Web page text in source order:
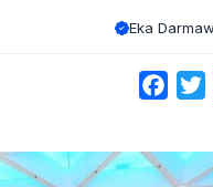
Eka